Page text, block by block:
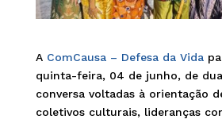
A ComCausa – Defesa da Vida
quinta-feira, 04 de junho, de
conversa voltadas à orientação
coletivos culturais, lideranças